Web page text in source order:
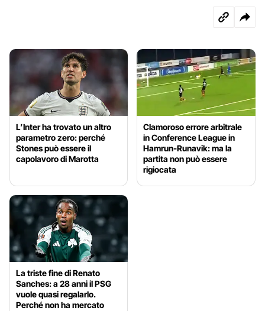
L’Inter ha trovato un altro
parametro zero: perché
Stones può essere il
capolavoro di Marotta
Clamoroso errore arbitrale
in Conference League in
Hamrun-Runavik: ma la
partita non può essere
rigiocata
La triste fine di Renato
Sanches: a 28 anni il PSG
vuole quasi regalarlo.
Perché non ha mercato